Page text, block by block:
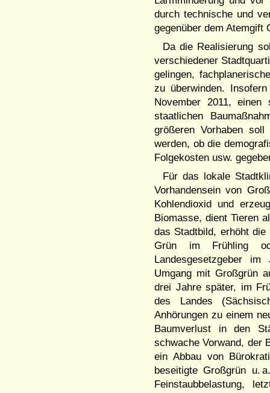
durch technische und
gegenüber dem
Da die Realisierung
verschiedener
gelingen,
zu überwinden.
November 2011, einen
staatlichen
größeren Vorhaben soll
werden, ob die
Folgekosten usw.
Für das lokale
Vorhandensein von
Kohlendioxid und
Biomasse, dient Tieren
das Stadtbild, erhöht
Grün im Frühling
Landesgesetzgeber
Umgang mit Großgrün
drei Jahre später, im
des Landes
Anhörungen zu einem
Baumverlust in den
schwache Vorwand, der
ein Abbau von
beseitigte Großgrün u.
Feinstaubbelastung,